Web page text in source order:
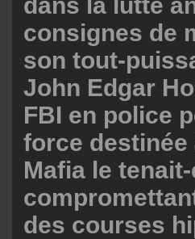
consignes de
son tout-
John Edgar
FBI en police
force
Mafia le
des courses